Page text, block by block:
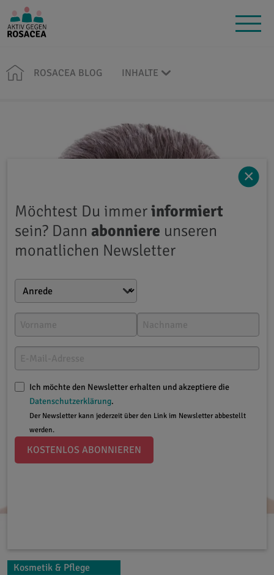
ROSACEA BLOG INHALTE
×
Möchtest Du immerinformiert
sein? Dann abonniere unseren
monatlichen Newsletter
Ich möchte den Newsletter erhalten und akzeptiere die
Datenschutzerklärung.
Der Newsletter kann jederzeit über den Link im Newsletter abbestellt
werden.
KOSTENLOS ABONNIEREN
Kosmetik & Pflege